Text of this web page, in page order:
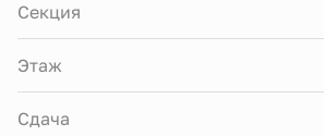
Секция
Этаж
Сдача